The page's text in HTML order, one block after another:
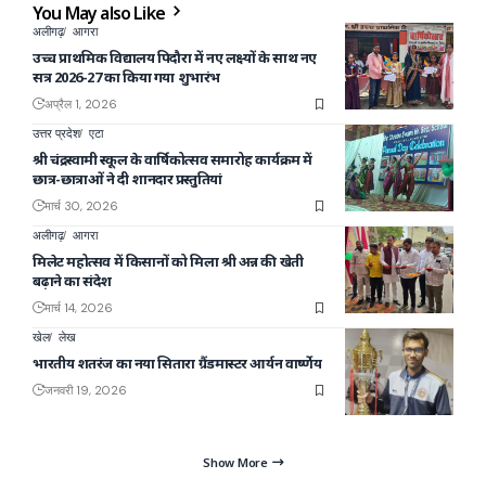
You May also Like
अलीगढ़ आगरा
उच्च प्राथमिक विद्यालय पिदौरा में नए लक्ष्यों के साथ नए
सत्र 2026-27 का किया गया शुभारंभ
अप्रैल 1, 2026
उत्तर प्रदेश एटा
श्री चंद्रस्वामी स्कूल के वार्षिकोत्सव समारोह कार्यक्रम में
छात्र-छात्राओं ने दी शानदार प्रस्तुतियां
मार्च 30, 2026
अलीगढ़ आगरा
मिलेट महोत्सव में किसानों को मिला श्री अन्न की खेती
बढ़ाने का संदेश
मार्च 14, 2026
खेल लेख
भारतीय शतरंज का नया सितारा ग्रैंडमास्टर आर्यन वार्ष्णेय
जनवरी 19, 2026
Show More